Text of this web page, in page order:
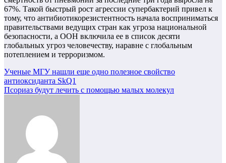
67%. Такой быстрый рост агрессии супербактерий привел к
тому, что антибиотикорезистентность начала восприниматься
правительствами ведущих стран как угроза национальной
безопасности, а ООН включила ее в список десяти
глобальных угроз человечеству, наравне с глобальным
потеплением и терроризмом.
Навигация
по
Ученые МГУ нашли еще одно полезное свойство
антиоксиданта SkQ1
Псориаз будут лечить с помощью малых молекул